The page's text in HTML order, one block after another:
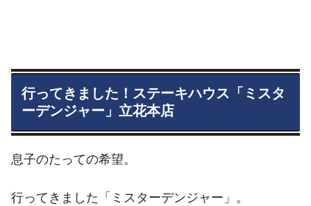
行ってきました！ステーキハウス「ミスタ
ーデンジャー」立花本店
息子のたっての希望。
行ってきました「ミスターデンジャー」。